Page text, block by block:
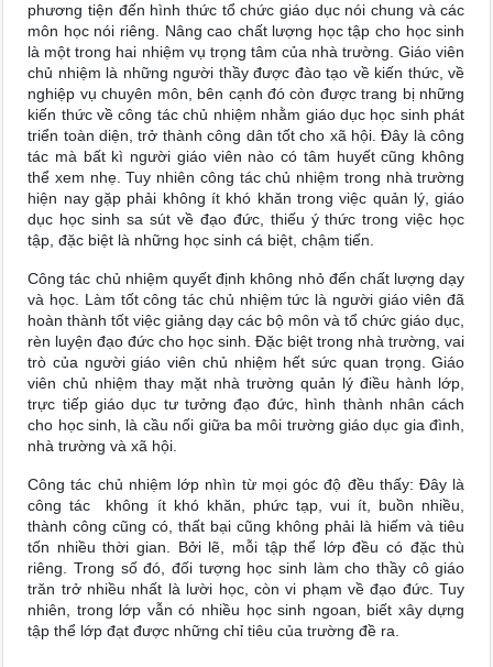
phương tiện đến hình thức tổ chức giáo dục nói chung và các
môn học nói riêng. Nâng cao chất lượng học tập cho học sinh
là một trong hai nhiệm vụ trọng tâm của nhà trường. Giáo viên
chủ nhiệm là những người thầy được đào tạo về kiến thức, về
nghiệp vụ chuyên môn, bên cạnh đó còn được trang bị những
kiến thức về công tác chủ nhiệm nhằm giáo dục học sinh phát
triển toàn diện, trở thành công dân tốt cho xã hội. Đây là công
tác mà bất kì người giáo viên nào có tâm huyết cũng không
thể xem nhẹ. Tuy nhiên công tác chủ nhiệm trong nhà trường
hiện nay gặp phải không ít khó khăn trong việc quản lý, giáo
dục học sinh sa sút về đạo đức, thiếu ý thức trong việc học
tập, đặc biệt là những học sinh cá biệt, chậm tiến.
Công tác chủ nhiệm quyết định không nhỏ đến chất lượng dạy
và học. Làm tốt công tác chủ nhiệm tức là người giáo viên đã
hoàn thành tốt việc giảng dạy các bộ môn và tổ chức giáo dục,
rèn luyện đạo đức cho học sinh. Đặc biệt trong nhà trường, vai
trò của người giáo viên chủ nhiệm hết sức quan trọng. Giáo
viên chủ nhiệm thay mặt nhà trường quản lý điều hành lớp,
trực tiếp giáo dục tư tưởng đạo đức, hình thành nhân cách
cho học sinh, là cầu nối giữa ba môi trường giáo dục gia đình,
nhà trường và xã hội.
Công tác chủ nhiệm lớp nhìn từ mọi góc độ đều thấy: Đây là
công tác không ít khó khăn, phức tạp, vui ít, buồn nhiều,
thành công cũng có, thất bại cũng không phải là hiếm và tiêu
tốn nhiều thời gian. Bởi lẽ, mỗi tập thể lớp đều có đặc thù
riêng. Trong số đó, đối tượng học sinh làm cho thầy cô giáo
trăn trở nhiều nhất là lười học, còn vi phạm về đạo đức. Tuy
nhiên, trong lớp vẫn có nhiều học sinh ngoan, biết xây dựng
tập thể lớp đạt được những chỉ tiêu của trường đề ra.